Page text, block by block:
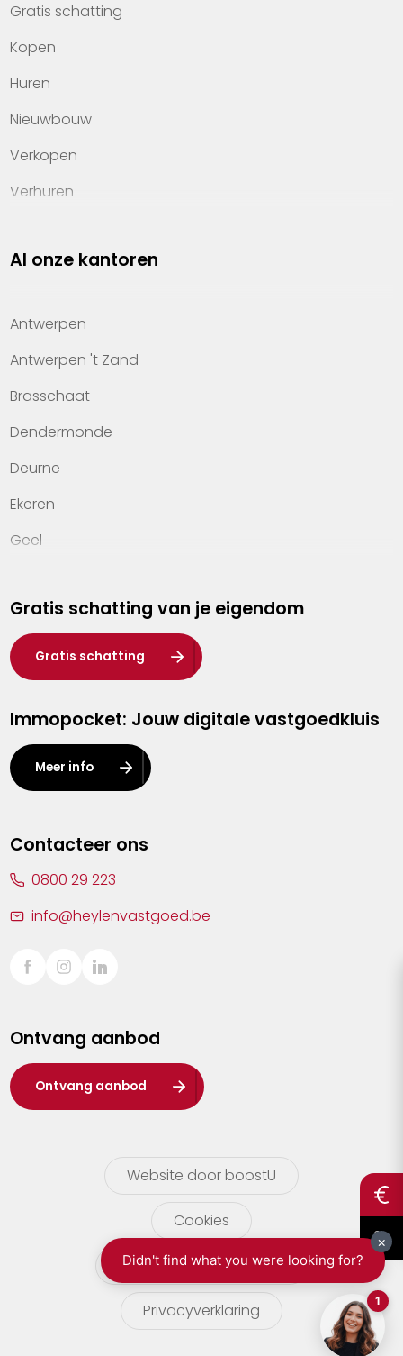
Gratis schatting
Kopen
Huren
Nieuwbouw
Verkopen
Verhuren
Property management
Kennis van wonen
Kantoren
Veelgestelde vragen
Werken bij Heylen Vastgoed
Contact
Al onze kantoren
Antwerpen
Antwerpen 't Zand
Brasschaat
Dendermonde
Deurne
Ekeren
Geel
Hasselt
Heist-op-den-Berg
Herentals
Kalmthout
Leuven
Lier
Sint-Truiden
Waasland
Wuustwezel
Zoersel
Gratis schatting van je eigendom
Gratis schatting
Immopocket: Jouw digitale vastgoedkluis
Meer info
Contacteer ons
0800 29 223
info@heylenvastgoed.be
Ontvang aanbod
Ontvang aanbod
Website door boostU
Cookies
gebruikersvoorwaarden
Privacyverklaring